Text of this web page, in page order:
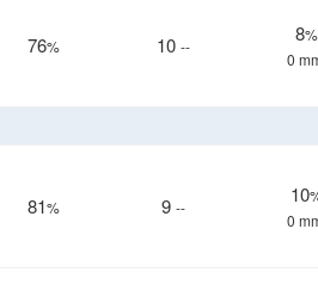
76% 10 --
8%
0
81% 9 --
10
0